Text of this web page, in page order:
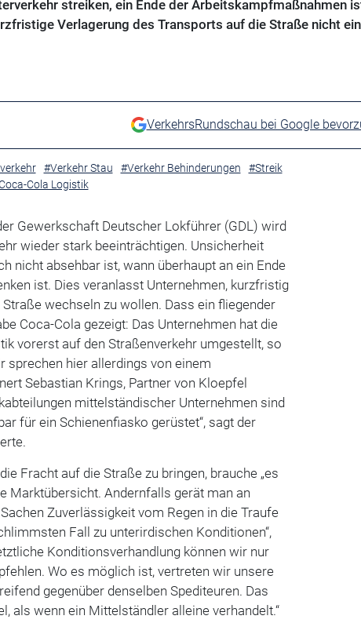
streiken, ein Ende der Arbeitskampfmaßnahmen
Verlagerung des Transports auf die Straße nicht
VerkehrsRundschau bei Google
#Verkehr Stau #Verkehr Behinderungen
#Streik
Cola Logistik
Gewerkschaft Deutscher Lokführer (GDL) wird
wieder stark beeinträchtigen. Unsicherheit
nicht absehbar ist, wann überhaupt an ein Ende
ist. Dies veranlasst Unternehmen, kurzfristig
wechseln zu wollen. Dass ein fliegender
Coca-Cola gezeigt: Das Unternehmen hat die
vorerst auf den Straßenverkehr umgestellt, so
sprechen hier allerdings von einem
Sebastian Krings, Partner von Kloepfel
mittelständischer Unternehmen sind
für ein Schienenfiasko gerüstet“, sagt der
Fracht auf die Straße zu bringen, brauche „es
Marktübersicht. Andernfalls gerät man an
Zuverlässigkeit vom Regen in die Traufe
Fall zu unterirdischen Konditionen“,
Konditionsverhandlung können wir nur
Wo es möglich ist, vertreten wir unsere
gegenüber denselben Spediteuren. Das
als wenn ein Mittelständler alleine verhandelt.“